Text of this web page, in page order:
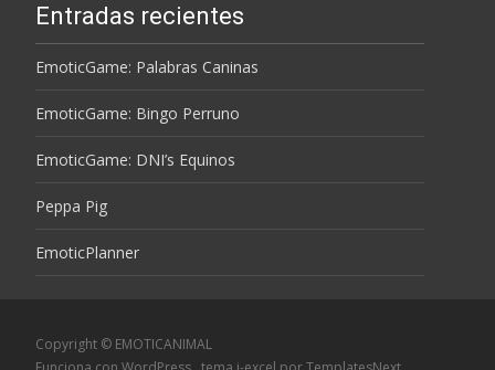
Entradas recientes
EmoticGame: Palabras Caninas
EmoticGame: Bingo Perruno
EmoticGame: DNI’s Equinos
Peppa Pig
EmoticPlanner
Copyright © EMOTICANIMAL